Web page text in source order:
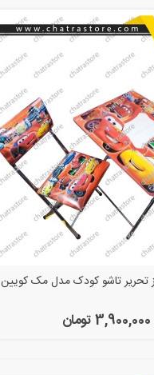
تحریر تاشو کودک مدل مک کویین
3,900,000 تومان